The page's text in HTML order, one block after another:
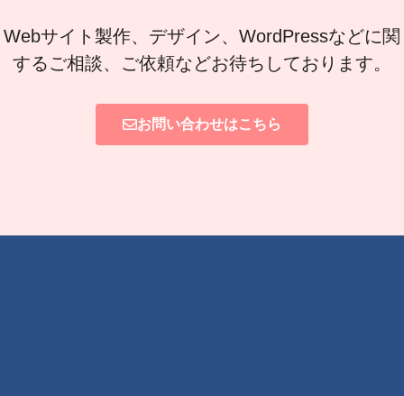
Webサイト製作、デザイン、WordPressなどに関
するご相談、ご依頼などお待ちしております。
お問い合わせはこちら